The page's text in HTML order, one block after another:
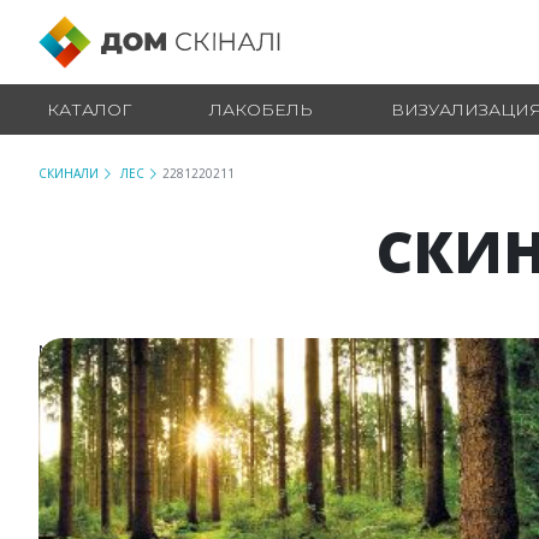
КАТАЛОГ ЛАКОБЕЛЬ
СКИНАЛИ ЛЕС 2281220211
№ 2281220211